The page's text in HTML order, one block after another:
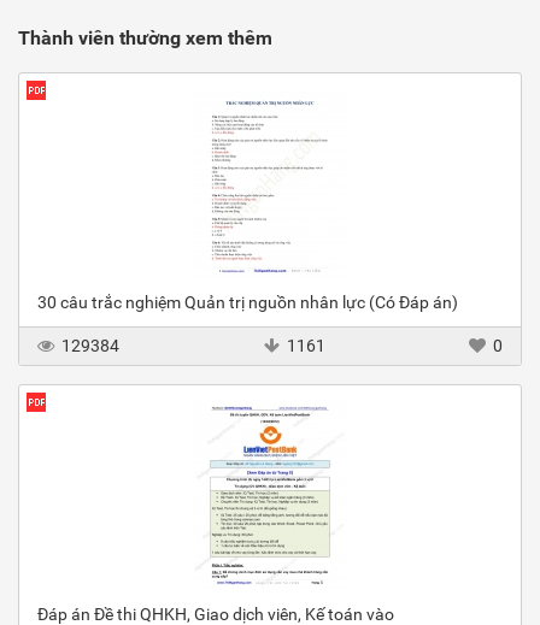
Thành viên thường xem thêm
30 câu trắc nghiệm Quản trị nguồn nhân lực (Có Đáp án)
129384 1161 0
Đáp án Đề thi QHKH, Giao dịch viên, Kế toán vào